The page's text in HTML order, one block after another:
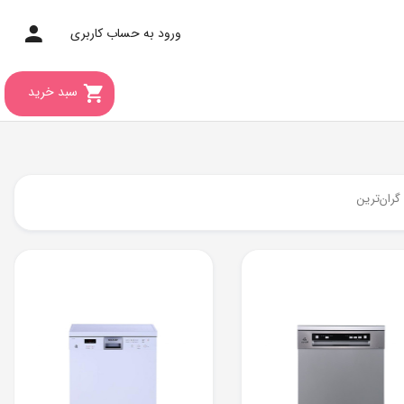
ورود به حساب کاربری
سبد خرید
0 تومان
گران‌ترین